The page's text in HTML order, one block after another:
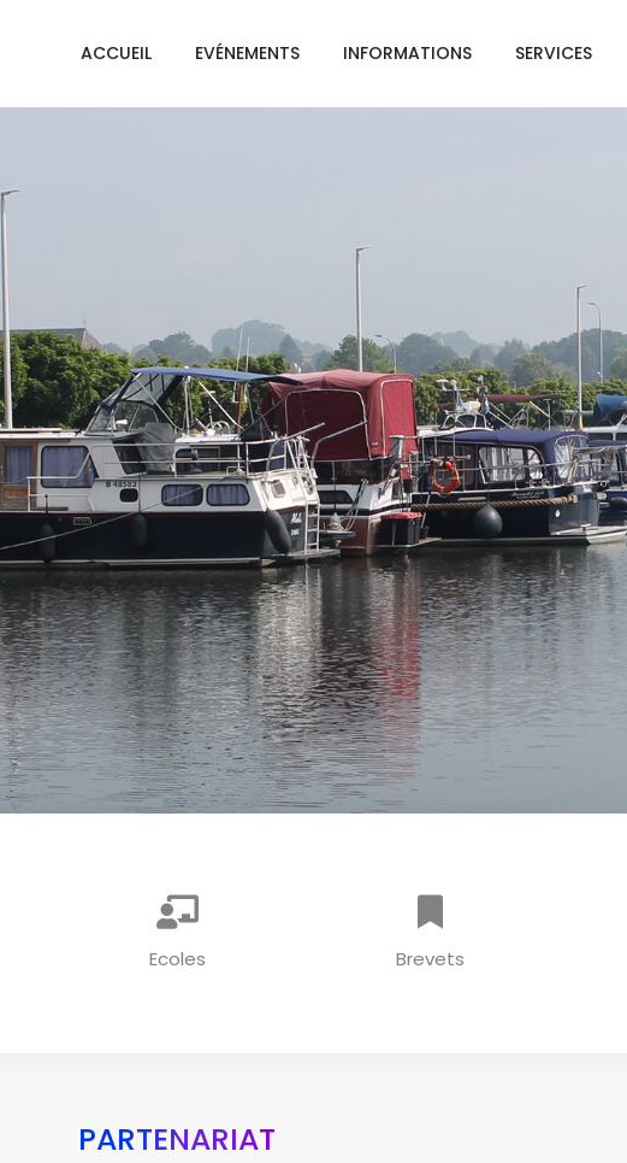
ACCUEIL EVÉNEMENTS INFORMATIONS SERVICES
Ecoles Brevets
PARTENARIAT